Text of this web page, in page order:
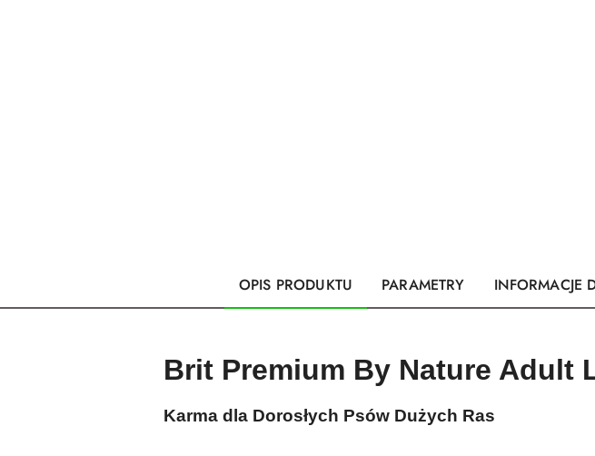
OPIS PRODUKTU PARAMETRY INFORMACJE
Brit Premium By Nature Adult
Karma dla Dorosłych Psów Dużych Ras